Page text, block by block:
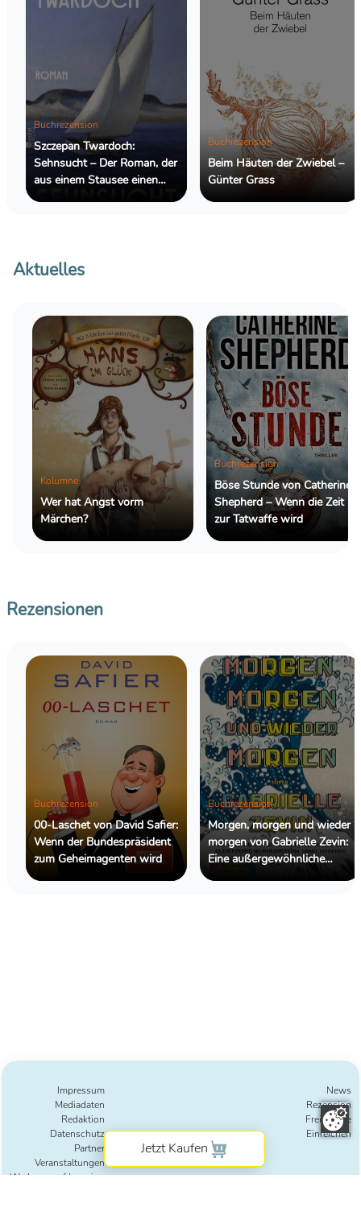
Buchrezension
Szczepan Twardoch:
Sehnsucht – Der Roman, der
aus einem Stausee einen
Ozean macht
Buchrezension
Beim Häuten der Zwiebel –
Günter Grass
Aktuelles
Kolumne
Wer hat Angst vorm
Märchen?
Buchrezension
Böse Stunde von Catherine
Shepherd – Wenn die Zeit
zur Tatwaffe wird
Rezensionen
Buchrezension
00-Laschet von David Safier:
Wenn der Bundespräsident
zum Geheimagenten wird
Buchrezension
Morgen, morgen und wieder
morgen von Gabrielle Zevin:
Eine außergewöhnliche
Geschichte über
Impressum
Mediadaten
Redaktion
Datenschutz
Partner
Veranstaltungen
Werbung auf Lesering
News
Rezension
Freie Texte
Einreichen